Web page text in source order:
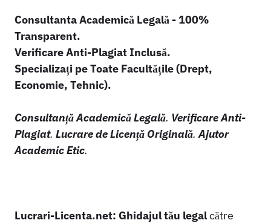
Consultanta Academică Legală - 100%
Transparent.
Verificare Anti-Plagiat Inclusă.
Specializați pe Toate Facultățile (Drept,
Economie, Tehnic).
Consultanță Academică Legală. Verificare Anti-
Plagiat. Lucrare de Licență Originală.Ajutor
Academic Etic.
Lucrari-Licenta.net: Ghidajul tău legalcătre